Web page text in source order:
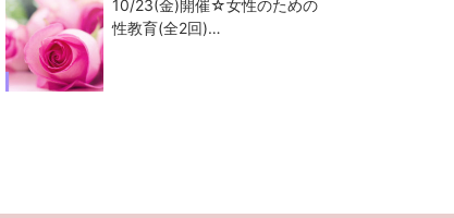
10/23(金)開催☆女性のための
性教育(全2回)…